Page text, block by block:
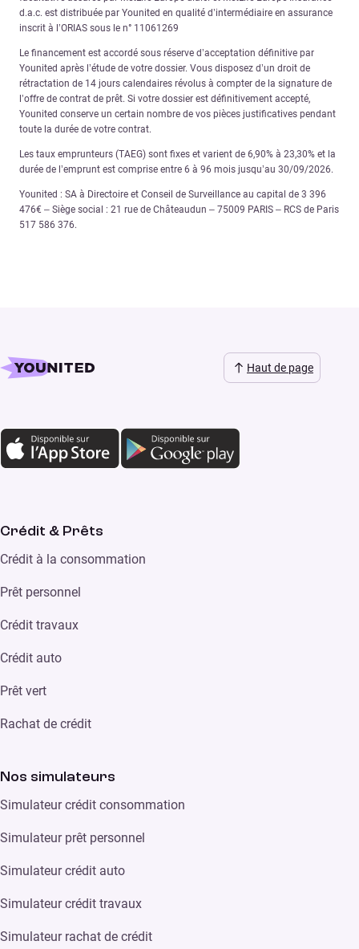
d.a.c. est distribuée par Younited en qualité d’intermédiaire en assurance
inscrit à l’ORIAS sous le n° 11061269
Le financement est accordé sous réserve d’acceptation définitive par
Younited après l’étude de votre dossier. Vous disposez d’un droit de
rétractation de 14 jours calendaires révolus à compter de la signature de
l’offre de contrat de prêt. Si votre dossier est définitivement accepté,
Younited conserve un certain nombre de vos pièces justificatives pendant
toute la durée de votre contrat.
Les taux emprunteurs (TAEG) sont fixes et varient de 6,90% à 23,30% et la
durée de l’emprunt est comprise entre 6 à 96 mois jusqu’au 30/09/2026.
Younited : SA à Directoire et Conseil de Surveillance au capital de 3 396
476€ – Siège social : 21 rue de Châteaudun – 75009 PARIS – RCS de Paris
517 586 376.
Haut de page
Crédit & Prêts
Crédit à la consommation
Prêt personnel
Crédit travaux
Crédit auto
Prêt vert
Rachat de crédit
Nos simulateurs
Simulateur crédit consommation
Simulateur prêt personnel
Simulateur crédit auto
Simulateur crédit travaux
Simulateur rachat de crédit